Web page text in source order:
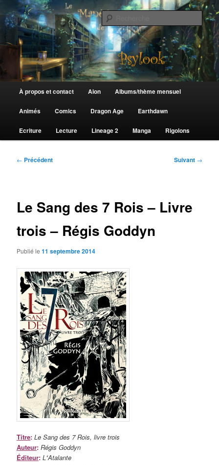
au
contenu
principalLe Manège de Psylook
principal
À propos et contact Aion Albums/thème mensuel
Animés Comics Dragon Age Earthdawn
Ecriture Lecture Lineage 2 Manga Rigolons
Navigation
← Précédent Suivant →
Le Sang des 7 Rois – Livre
trois – Régis Goddyn
Publié le11 septembre 2014
Titre: Le Sang des 7 Rois, livre trois
Auteur:Régis Goddyn
Éditeur: L‘Atalante